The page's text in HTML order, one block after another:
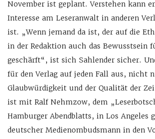
November ist geplant. Verstehen kann
Interesse am Leseranwalt in anderen
ist. „Wenn jemand da ist, der auf die
in der Redaktion auch das Bewusstsein
geschärft“, ist sich Sahlender sicher.
für den Verlag auf jeden Fall aus, nicht
Glaubwürdigkeit und der Qualität der
ist mit Ralf Nehmzow, dem
Hamburger Abendblatts, in Los Angeles
deutscher Medienombudsmann in den